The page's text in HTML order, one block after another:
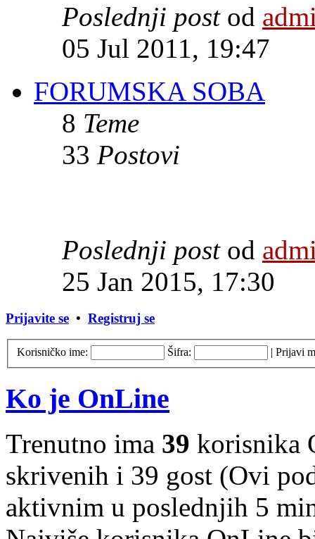
Poslednji postod
05 Jul 2011, 19:47
FORUMSKA SOBA
8 Teme
33 Postovi
Poslednji postod
25 Jan 2015, 17:30
Prijavite se • Registruj se
Korisničko ime: Šifra: | Prijavi
Ko je OnLine
Trenutno ima 39 korisnika
skrivenih i 39 gost (Ovi
aktivnim u poslednjih 5